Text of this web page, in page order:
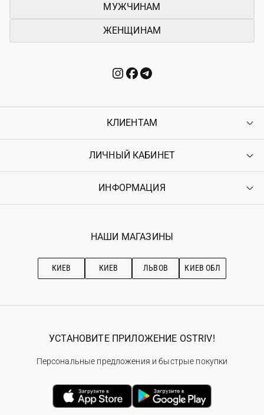
МУЖЧИНАМ
ЖЕНЩИНАМ
КЛИЕНТАМ
Контакты
Возврат
Гарантия
ЛИЧНЫЙ КАБИНЕТ
Войти
Ostriv Club+
ИНФОРМАЦИЯ
Наши магазини
Рекомендации по уходу
НАШИ МАГАЗИНЫ
КИЕВ КИЕВ ЛЬВОВ КИЕВ ОБЛ
УСТАНОВИТЕ ПРИЛОЖЕНИЕ OSTRIV!
Персональные предложения и быстрые покупки